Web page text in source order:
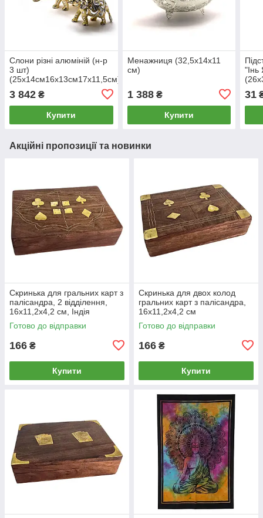
Слони різні алюміній (н-р
3 шт)
(25х14см16х13см17х11,5см)
3 842 ₴
Купити
Менажниця (32,5х14х11
см)
1 388₴
Купити
31
Акційні пропозиції та новинки
Скринька для гральних карт з
палісандра, 2 відділення,
16х11,2х4,2 см, Індія
Готово до відправки
166 ₴
Купити
Скринька для двох колод
гральних карт з палісандра,
16х11,2х4,2 см
Готово до відправки
166 ₴
Купити